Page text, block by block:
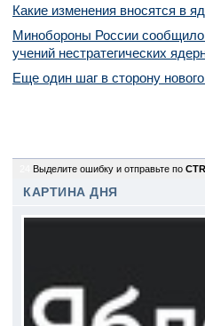
Какие изменения вносятся в
Минобороны России сообщило
учений нестратегических
Еще один шаг в сторону
Выделите ошибку и отправьте по
КАРТИНА ДНЯ